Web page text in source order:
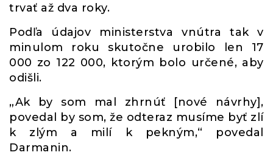
trvať až dva roky.
Podľa údajov ministerstva vnútra tak v
minulom roku skutočne urobilo len 17
000 zo 122 000, ktorým bolo určené, aby
odišli.
„Ak by som mal zhrnúť [nové návrhy],
povedal by som, že odteraz musíme byť zlí
k zlým a milí k pekným,“ povedal
Darmanin.